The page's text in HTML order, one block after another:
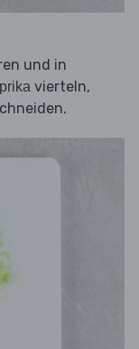
und in
vierteln,